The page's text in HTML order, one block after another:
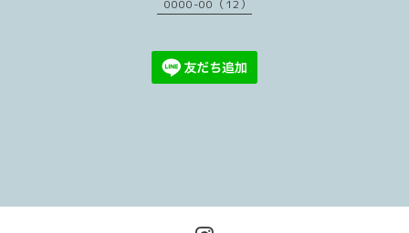
0000-00（12）